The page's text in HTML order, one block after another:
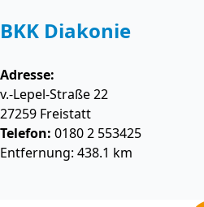
BKK Diakonie
Adresse:
v.-Lepel-Straße 22
27259 Freistatt
Telefon: 0180 2 553425
Entfernung: 438.1 km